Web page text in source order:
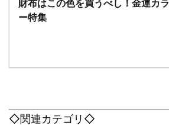
財布はこの色を買うべし！金運カラ
ー特集
◇関連カテゴリ◇